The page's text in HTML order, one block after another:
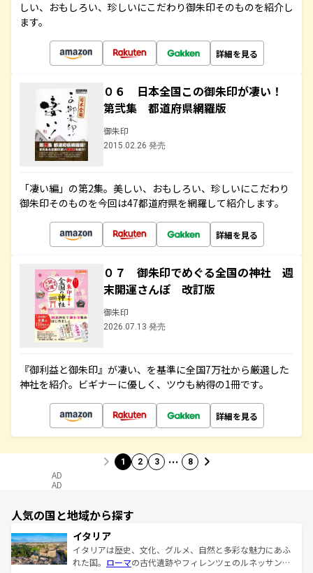
しい、おもしろい、珍しいにこだわり御朱印そのものを紹介し
ます。
詳細を見る
０６ 日本全国この御朱印が凄い！
第弐集 都道府県網羅版
御朱印
2015.02.26 発売
「凄い編」の第2集。美しい、おもしろい、珍しいにこだわり
御朱印そのものを今回は47都道府県を網羅して紹介します。
詳細を見る
０７ 御朱印でめぐる全国の神社 週
末開運さんぽ 改訂版
御朱印
2026.07.13 発売
『御利益と御朱印』が凄い、を基準に全国7万社から厳選した
神社を紹介。ビギナーに優しく、ツウも納得の1冊です。
詳細を見る
1 2 3 … 8
AD
AD
人気の国と地域から探す
イタリア
イタリアは歴史、文化、グルメ、自然と多彩な魅力にあふ
れた国。 ローマの古代遺跡やフィレンツェのルネッサンス